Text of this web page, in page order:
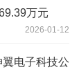
万元
2026-01-12
电子科技公